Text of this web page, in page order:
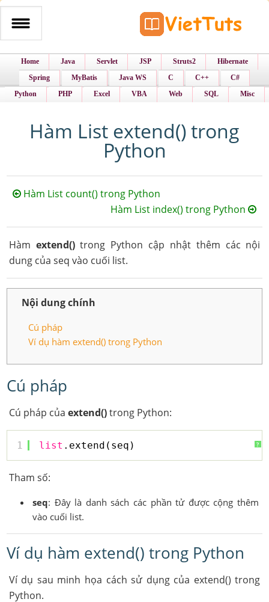
Home Java Servlet JSP Struts2
Hibernate
Spring
MyBatis Java WS C C++
C#
Python
PHP Excel VBA Web SQL Misc
Hàm List extend() trong
Python
Hàm List count() trong Python
Hàm List index() trong Python
Hàm extend()trong Python cập nhật thêm các nội
dung của seq vào cuối list.
Nội dung chính
Cú pháp
Ví dụ hàm extend() trong Python
Cú pháp
Cú pháp của extend()trong Python:
?
1 list .extend(seq)
Tham số:
seq: Đây là danh sách các phần tử được cộng thêm
vào cuối list.
Ví dụ hàm extend() trong Python
Ví dụ sau minh họa cách sử dụng của extend() trong
Python.